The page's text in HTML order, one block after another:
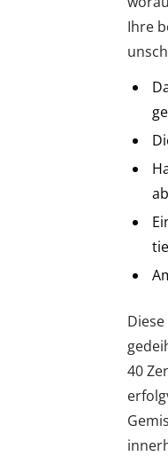
Ihre
40